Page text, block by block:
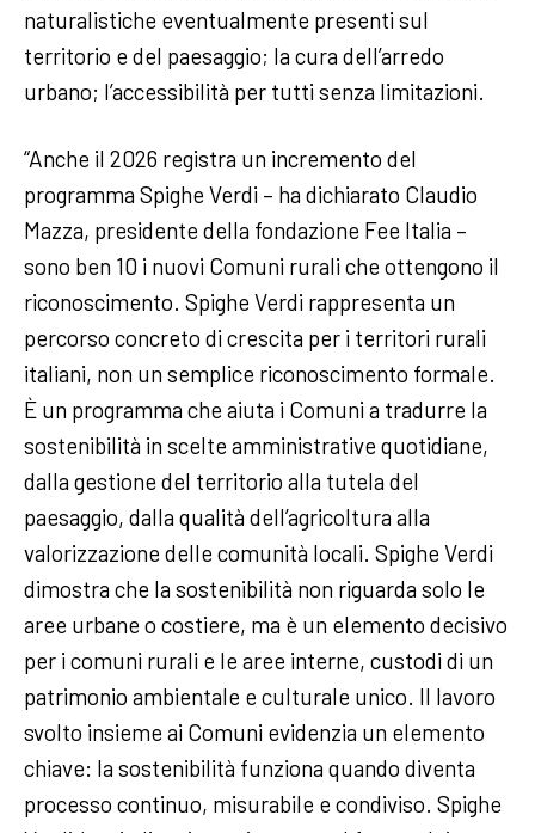
naturalistiche eventualmente presenti sul
territorio e del paesaggio; la cura dell’arredo
urbano; l’accessibilità per tutti senza limitazioni.
“Anche il 2026 registra un incremento del
programma Spighe Verdi – ha dichiarato Claudio
Mazza, presidente della fondazione Fee Italia –
sono ben 10 i nuovi Comuni rurali che ottengono il
riconoscimento. Spighe Verdi rappresenta un
percorso concreto di crescita per i territori rurali
italiani, non un semplice riconoscimento formale.
È un programma che aiuta i Comuni a tradurre la
sostenibilità in scelte amministrative quotidiane,
dalla gestione del territorio alla tutela del
paesaggio, dalla qualità dell’agricoltura alla
valorizzazione delle comunità locali. Spighe Verdi
dimostra che la sostenibilità non riguarda solo le
aree urbane o costiere, ma è un elemento decisivo
per i comuni rurali e le aree interne, custodi di un
patrimonio ambientale e culturale unico. Il lavoro
svolto insieme ai Comuni evidenzia un elemento
chiave: la sostenibilità funziona quando diventa
processo continuo, misurabile e condiviso. Spighe